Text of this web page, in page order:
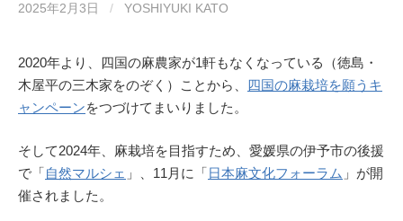
2025年2月3日 / YOSHIYUKI KATO
2020年より、四国の麻農家が1軒もなくなっている（徳島・
木屋平の三木家をのぞく）ことから、 四国の麻栽培を願うキ
ャンペーンをつづけてまいりました。
そして2024年、麻栽培を目指すため、愛媛県の伊予市の後援
で「自然マルシェ 」、11月に「日本麻文化フォーラム 」が開
催されました。